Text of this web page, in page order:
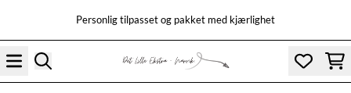
Hopp til innholdPersonlig tilpasset og pakket med kjærlighet